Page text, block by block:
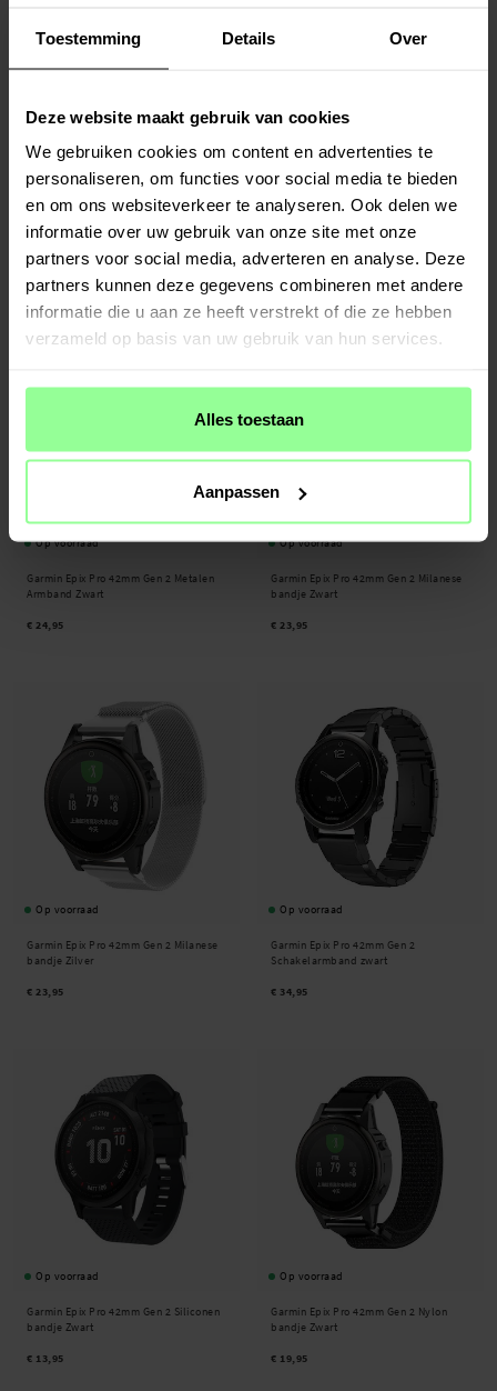
Toestemming Details Over
Deze website maakt gebruik van cookies
We gebruiken cookies om content en advertenties te
personaliseren, om functies voor social media te bieden
en om ons websiteverkeer te analyseren. Ook delen we
informatie over uw gebruik van onze site met onze
partners voor social media, adverteren en analyse. Deze
partners kunnen deze gegevens combineren met andere
informatie die u aan ze heeft verstrekt of die ze hebben
verzameld op basis van uw gebruik van hun services.
Alles toestaan
Aanpassen
Op voorraad
Schroevendraaier + Sprints Garmin Epix
Pro 42mm Gen 2
€ 7,95
Op voorraad
Garmin Epix Pro 42mm Gen 2 Elastisch
Nylon bandje, Zwart
€ 14,95
Op voorraad
Garmin Epix Pro 42mm Gen 2 Metalen
Armband Zwart
€ 24,95
Op voorraad
Garmin Epix Pro 42mm Gen 2 Milanese
bandje Zwart
€ 23,95
Op voorraad
Garmin Epix Pro 42mm Gen 2 Milanese
bandje Zilver
€ 23,95
Op voorraad
Garmin Epix Pro 42mm Gen 2
Schakelarmband zwart
€ 34,95
Op voorraad
Garmin Epix Pro 42mm Gen 2 Siliconen
bandje Zwart
€ 13,95
Op voorraad
Garmin Epix Pro 42mm Gen 2 Nylon
bandje Zwart
€ 19,95